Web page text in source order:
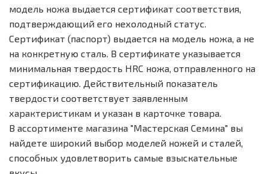
модель ножа выдается сертификат соответствия,
подтверждающий его нехолодный статус.
Сертификат (паспорт) выдается на модель ножа, а не
на конкретную сталь. В сертификате указывается
минимальная твердость HRC ножа, отправленного на
сертификацию. Действительный показатель
твердости соответствует заявленным
характеристикам и указан в карточке товара.
В ассортименте магазина "Мастерская Семина" вы
найдете широкий выбор моделей ножей и сталей,
способных удовлетворить самые взыскательные